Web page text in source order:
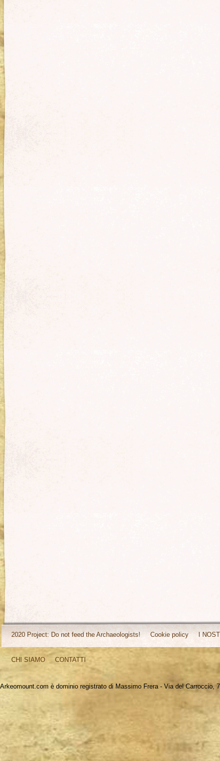
2020 Project: Do not feed the Archaeologists! Cookie policy I
CHI SIAMO CONTATTI
Arkeomount.com è dominio registrato di Massimo Frera - Via del